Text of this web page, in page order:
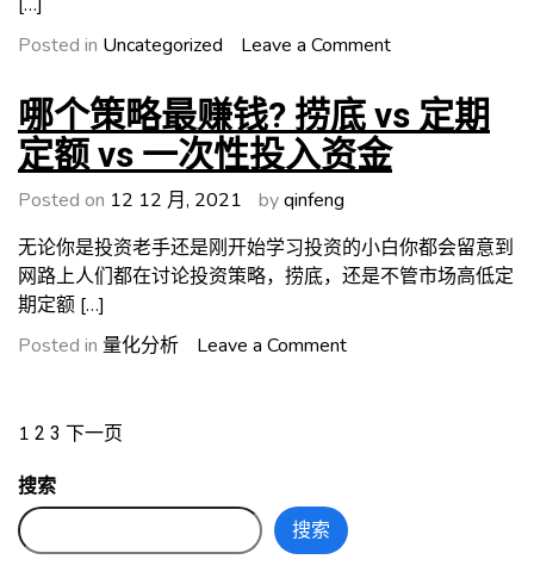
法
能
赚
钱
Posted in Uncategorized Leave a Commenton
新
计
何
不
哪个策略最赚钱? 捞底 vs 定期
定额 vs 一次性投入资金
Posted on 12 12 月, 2021 byqinfeng
无论你是投资老手还是刚开始学习投资的小白你都会留意到
网路上人们都在讨论投资策略，捞底，还是不管市场高低定
期定额 […]
Posted in 量化分析 Leave a Commenton
赚
钱?
文
章
分
页
1 2 3 下一页
搜索
搜索